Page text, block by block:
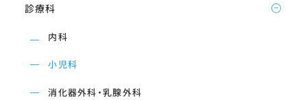
診療科
内科
小児科
消化器外科・乳腺外科